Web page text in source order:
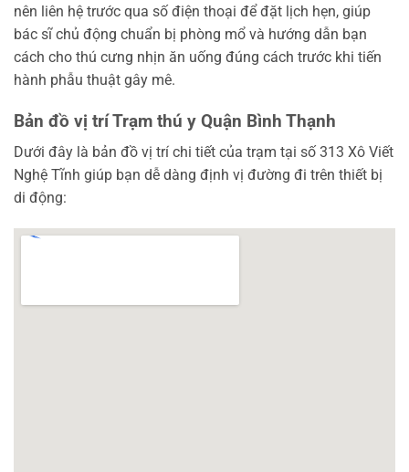
nên liên hệ trước qua số điện thoại để đặt lịch hẹn, giúp
bác sĩ chủ động chuẩn bị phòng mổ và hướng dẫn bạn
cách cho thú cưng nhịn ăn uống đúng cách trước khi tiến
hành phẫu thuật gây mê.
Bản đồ vị trí Trạm thú y Quận Bình Thạnh
Dưới đây là bản đồ vị trí chi tiết của trạm tại số 313 Xô Viết
Nghệ Tĩnh giúp bạn dễ dàng định vị đường đi trên thiết bị
di động: